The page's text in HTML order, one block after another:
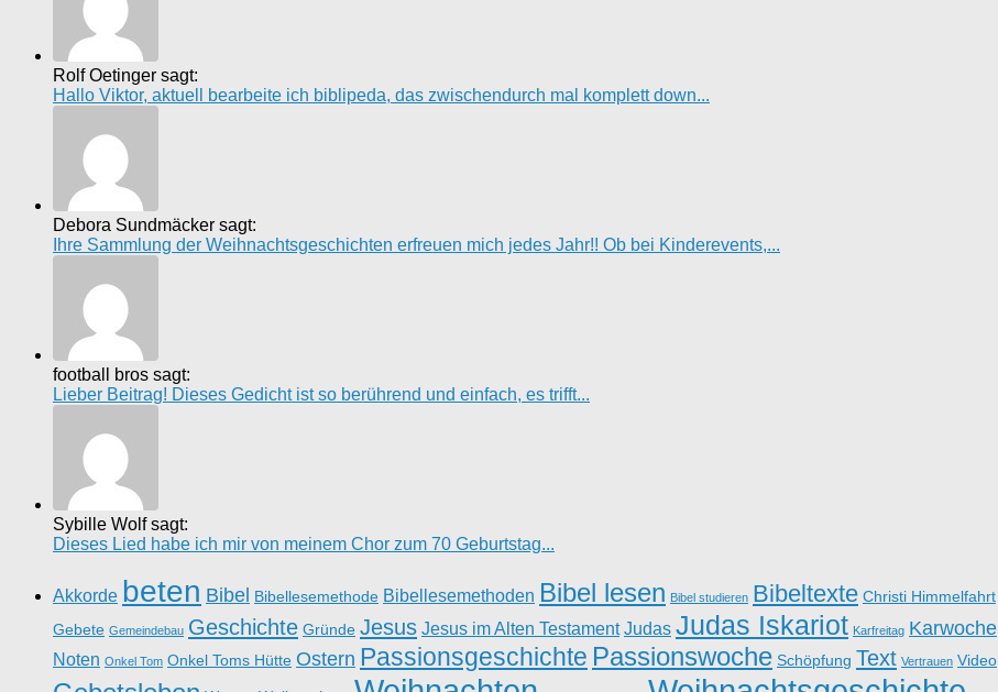
Rolf Oetinger sagt:
Hallo Viktor, aktuell bearbeite ich biblipeda, das zwischendurch mal komplett down...
Debora Sundmäcker sagt:
Ihre Sammlung der Weihnachtsgeschichten erfreuen mich jedes Jahr!! Ob bei Kinderevents,...
football bros sagt:
Lieber Beitrag! Dieses Gedicht ist so berührend und einfach, es trifft...
Sybille Wolf sagt:
Dieses Lied habe ich mir von meinem Chor zum 70 Geburtstag...
Akkorde beten Bibel Bibellesemethode Bibellesemethoden Bibel lesen Bibel studieren Bibeltexte Christi Himmelfahrt
Gebete Gemeindebau Geschichte Gründe Jesus Jesus im Alten Testament Judas Judas Iskariot Karfreitag Karwoche
Noten Onkel Tom Onkel Toms Hütte Ostern Passionsgeschichte Passionswoche Schöpfung Text Vertrauen Video